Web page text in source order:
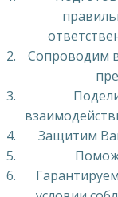
Сопроводим в
Защитим